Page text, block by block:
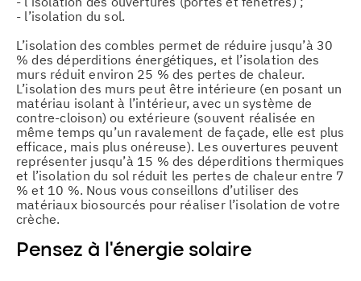
- l’isolation du sol.
L’isolation des combles permet de réduire jusqu’à 30
% des déperditions énergétiques, et l’isolation des
murs réduit environ 25 % des pertes de chaleur.
L’isolation des murs peut être intérieure (en posant un
matériau isolant à l’intérieur, avec un système de
contre-cloison) ou extérieure (souvent réalisée en
même temps qu’un ravalement de façade, elle est plus
efficace, mais plus onéreuse). Les ouvertures peuvent
représenter jusqu’à 15 % des déperditions thermiques
et l’isolation du sol réduit les pertes de chaleur entre 7
% et 10 %. Nous vous conseillons d’utiliser des
matériaux biosourcés pour réaliser l’isolation de votre
crèche.
Pensez à l’énergie solaire